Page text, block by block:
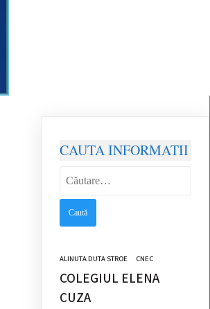
CAUTA INFORMATII
ALINUTA DUTA STROE CNEC
COLEGIUL ELENA
CUZA